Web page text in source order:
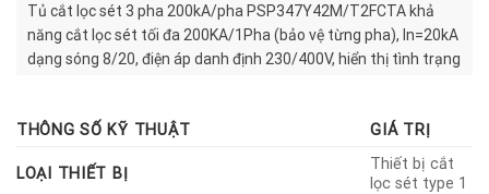
Tủ cắt lọc sét 3 pha 200kA/pha PSP347Y42M/T2FCTA khả
năng cắt lọc sét tối đa 200KA/1Pha (bảo vệ từng pha), In=20kA
dạng sóng 8/20, điện áp danh định 230/400V, hiển thị tình trạng
tuyến và nhiễu điện từ, Tích hợp bộ đếm sét đánh giá tình trạng
hoạt động thiết bị và số lần sét đánh. Ứng dụng công nghệ
TPMOV cắt lọc sét mắc song song.
THÔNG SỐ KỸ THUẬT GIÁ TRỊ
LOẠI THIẾT BỊ
Thiết bị cắt
lọc sét type 1